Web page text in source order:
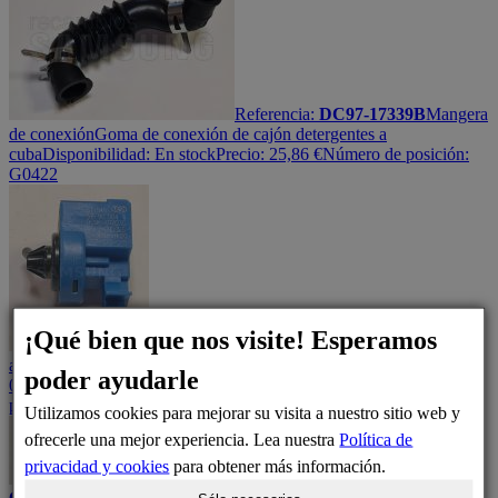
Referencia: DC97-17339BMangera
de conexiónGoma de conexión de cajón detergentes a
cubaDisponibilidad: En stockPrecio: 25,86 €Número de posición:
G0422
Referencia: S004606Presostato
alternativo
01703GDisponibilidad:En stock
posición: H2050
Referencia:DC67-
¡Qué bien que nos visite! Esperamos
poder ayudarle
Utilizamos cookies para mejorar su visita a nuestro sitio web y
ofrecerle una mejor experiencia. Lea nuestraPolítica de
privacidad y cookies para obtener más información.